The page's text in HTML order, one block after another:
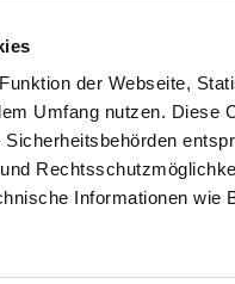
der Webseite,
Umfang nutzen.
Informationen